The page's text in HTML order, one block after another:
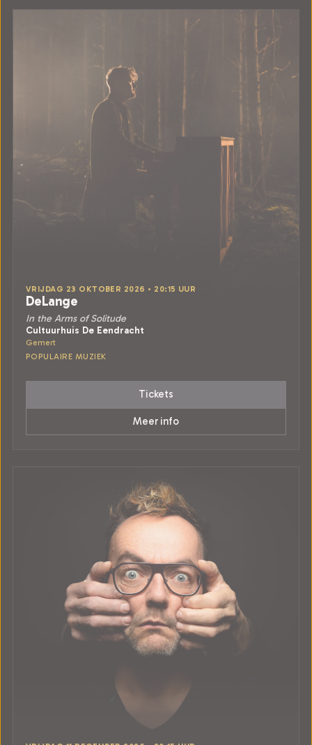
VRIJDAG 23 OKTOBER 2026 • 20:15 UUR
DeLange
In the Arms of Solitude
Cultuurhuis De Eendracht
Gemert
POPULAIRE MUZIEK
Tickets
Meer info